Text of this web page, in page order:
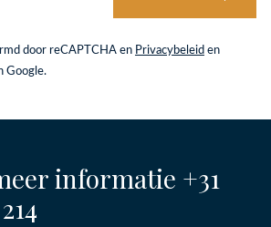
door reCAPTCHA en Privacybeleid en
Google.
informatie +31